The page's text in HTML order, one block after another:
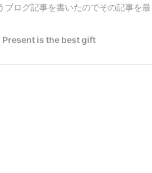
ブログ記事を書いたのでその記事を
Present is the best gift